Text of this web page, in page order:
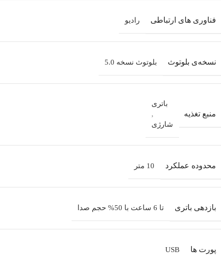
فناوری های ارتباطی رادیو
نسخه‌ی بلوتوث بلوتوث نسخه 5.0
منبع تغذیه
باتری
,
شارژی
محدوده عملکرد 10 متر
بازدهی باتری تا 6 ساعت با 50% حجم صدا
پورت‌ ها USB